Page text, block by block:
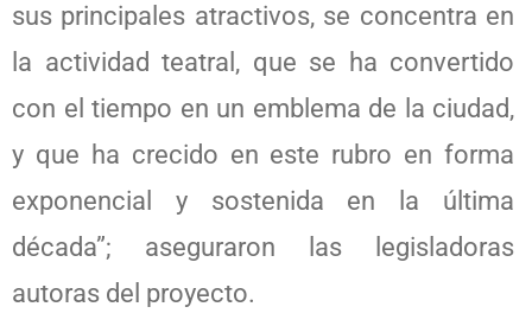
sus principales atractivos, se concentra en
la actividad teatral, que se ha convertido
con el tiempo en un emblema de la ciudad,
y que ha crecido en este rubro en forma
exponencial y sostenida en la última
década”; aseguraron las legisladoras
autoras del proyecto.